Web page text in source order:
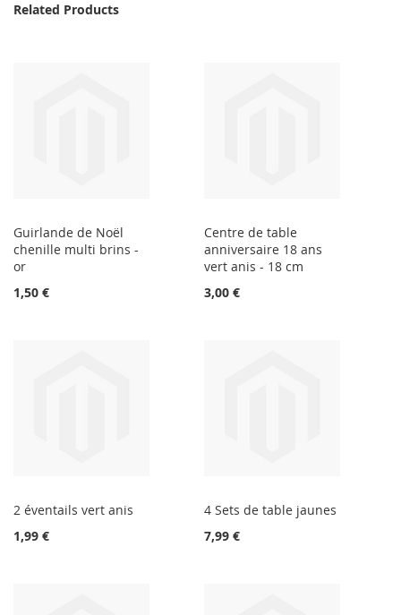
Related Products
Guirlande de Noël
chenille multi brins -
or
1,50 €
Centre de table
anniversaire 18 ans
vert anis - 18 cm
3,00 €
2 éventails vert anis
1,99 €
4 Sets de table jaunes
7,99 €